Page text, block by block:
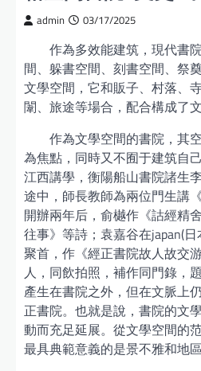
admin 03/17/2025
作為多效能建筑，現代書
間、躲書空間、刻書空間、祭
文學空間，它和販子、村落、
闈、旅途等場合，配合構成了
作為文學空間的書院，其
為焦點，同時又不囿于建筑自
江西講學，衡陽船山書院諸生
途中，師長教師為兩位門生講
開辦兩年后，俞樾作《詁經精
往事》等詩；袁嘉谷在japan(
聚首，作《經正書院故人故交
人，同飲拍照，補作同門錄，
產生在書院之外，但在文脈上
正書院。也就是說，書院的文
動而充足延展。從文學空間的
最具典範意義的是景不雅和地區